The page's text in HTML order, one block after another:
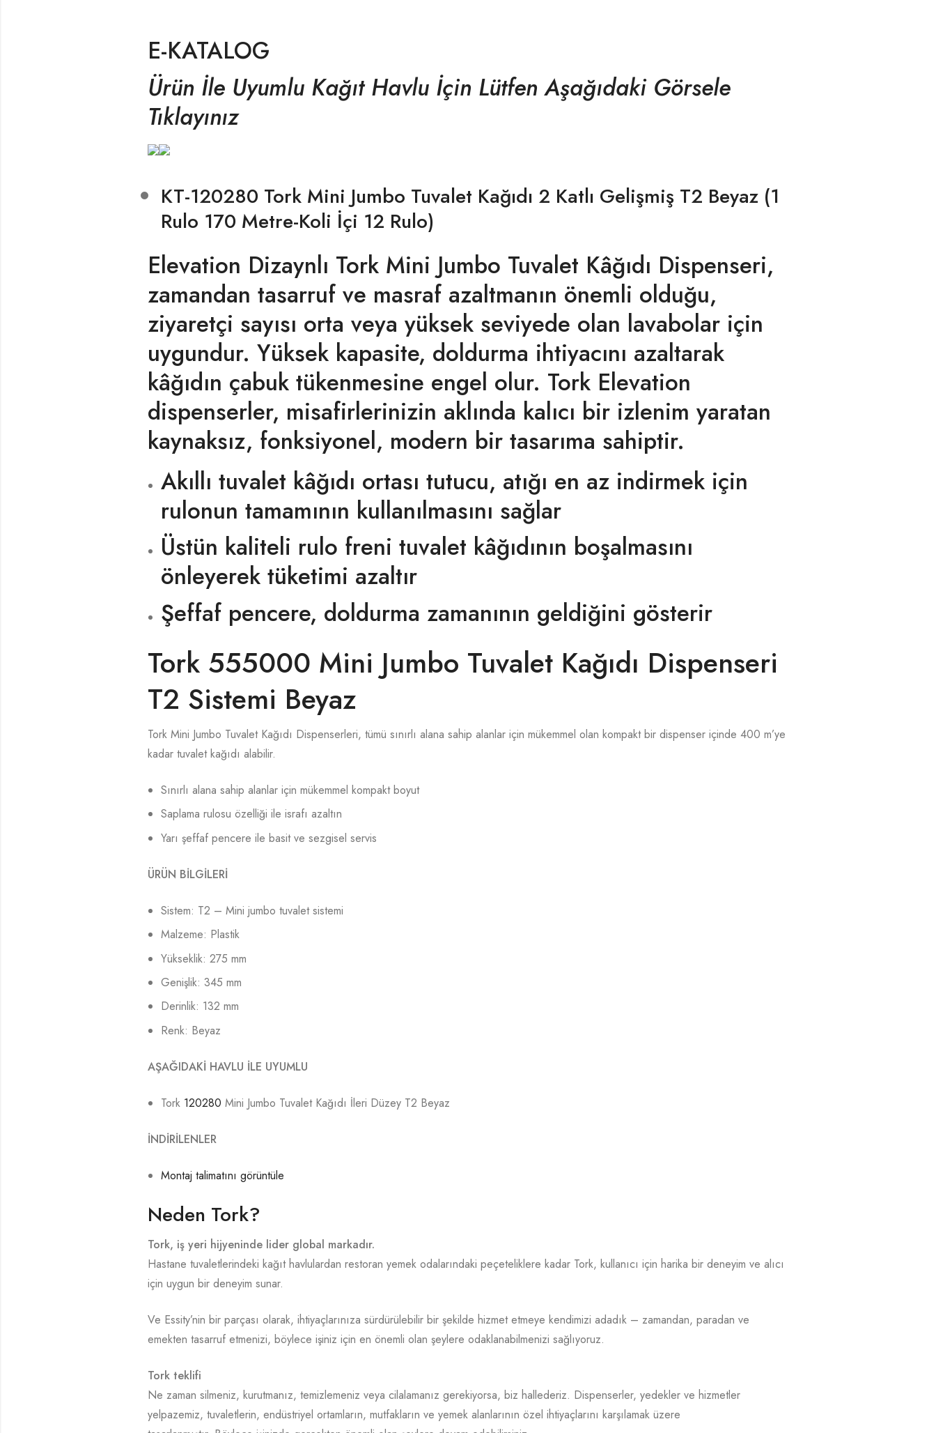
E-KATALOG
Ürün İle Uyumlu Kağıt Havlu İçin Lütfen Aşağıdaki Görsele
Tıklayınız
KT-120280 Tork Mini Jumbo Tuvalet Kağıdı 2 Katlı Gelişmiş T2 Beyaz (1
Rulo 170 Metre-Koli İçi 12 Rulo)
Elevation Dizaynlı Tork Mini Jumbo Tuvalet Kâğıdı Dispenseri,
zamandan tasarruf ve masraf azaltmanın önemli olduğu,
ziyaretçi sayısı orta veya yüksek seviyede olan lavabolar için
uygundur. Yüksek kapasite, doldurma ihtiyacını azaltarak
kâğıdın çabuk tükenmesine engel olur. Tork Elevation
dispenserler, misafirlerinizin aklında kalıcı bir izlenim yaratan
kaynaksız, fonksiyonel, modern bir tasarıma sahiptir.
Akıllı tuvalet kâğıdı ortası tutucu, atığı en az indirmek için
rulonun tamamının kullanılmasını sağlar
Üstün kaliteli rulo freni tuvalet kâğıdının boşalmasını
önleyerek tüketimi azaltır
Şeffaf pencere, doldurma zamanının geldiğini gösterir
Tork 555000 Mini Jumbo Tuvalet Kağıdı Dispenseri
T2 Sistemi Beyaz
Tork Mini Jumbo Tuvalet Kağıdı Dispenserleri, tümü sınırlı alana sahip alanlar için mükemmel olan kompakt bir dispenser içinde 400 m’ye
kadar tuvalet kağıdı alabilir.
Sınırlı alana sahip alanlar için mükemmel kompakt boyut
Saplama rulosu özelliği ile israfı azaltın
Yarı şeffaf pencere ile basit ve sezgisel servis
ÜRÜN BİLGİLERİ
Sistem: T2 – Mini jumbo tuvalet sistemi
Malzeme: Plastik
Yükseklik: 275 mm
Genişlik: 345 mm
Derinlik: 132 mm
Renk: Beyaz
AŞAĞIDAKİ HAVLU İLE UYUMLU
Tork 120280Mini Jumbo Tuvalet Kağıdı İleri Düzey T2 Beyaz
İNDİRİLENLER
Montaj talimatını görüntüle
Neden Tork?
Tork, iş yeri hijyeninde lider global markadır.
Hastane tuvaletlerindeki kağıt havlulardan restoran yemek odalarındaki peçeteliklere kadar Tork, kullanıcı için harika bir deneyim ve alıcı
için uygun bir deneyim sunar.
Ve Essity’nin bir parçası olarak, ihtiyaçlarınıza sürdürülebilir bir şekilde hizmet etmeye kendimizi adadık – zamandan, paradan ve
emekten tasarruf etmenizi, böylece işiniz için en önemli olan şeylere odaklanabilmenizi sağlıyoruz.
Tork teklifi
Ne zaman silmeniz, kurutmanız, temizlemeniz veya cilalamanız gerekiyorsa, biz hallederiz. Dispenserler, yedekler ve hizmetler
yelpazemiz, tuvaletlerin, endüstriyel ortamların, mutfakların ve yemek alanlarının özel ihtiyaçlarını karşılamak üzere